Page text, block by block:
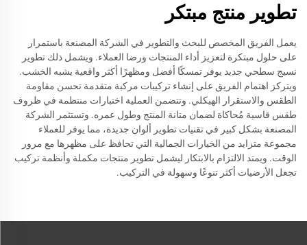
تطوير منتج مبتكر
يعمل الفريق المخصص للبحث والتطوير في الشركة المصنعة باستمرار
على حلول مبتكرة لتعزيز أداء المنتجات ورضا العملاء. ويشمل ذلك تطوير
نسيج سطحي جديد يوفر تمسكًا أفضل ومظهرًا أكثر واقعية يشبه الخشب.
ويتركز اهتمام الفريق على إنشاء تركيبات مركبة متقدمة تحسن مقاومة
الطقس والاستقرار الهيكلي. وتتضمن العملية اختبارات منتظمة في ظروف
طقس قاسية مُحاكاة لضمان متانة المنتج وطول عمره. وتستثمر الشركة
المصنعة بشكل كبير في تقنيات تطوير ألوان جديدة، مما يوفر للعملاء
مجموعة متزايد من الخيارات الجمالية التي تحافظ على مظهرها مع مرور
الوقت. ويمتد الالتزام بالابتكار ليشمل تطوير منتجات مكملة وأنظمة تركيب
تجعل الأرضيات أكثر تنوعًا وسهولة في التركيب.